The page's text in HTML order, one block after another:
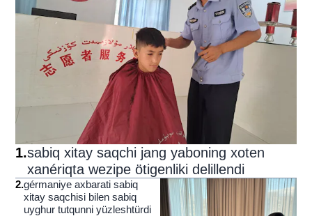
1.sabiq xitay saqchi jang yaboning xoten
xanériqta wezipe ötigenliki delillendi
2.gérmaniye axbarati sabiq
xitay saqchisi bilen sabiq
uyghur tutqunni yüzleshtürdi